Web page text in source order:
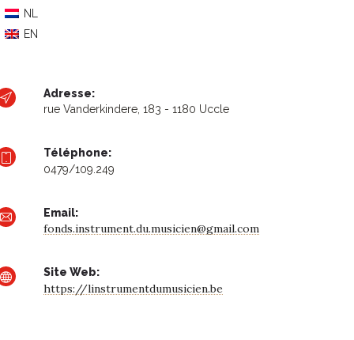
NL
EN
Adresse:
rue Vanderkindere, 183 - 1180 Uccle
Téléphone:
0479/109.249
Email:
fonds.instrument.du.musicien@gmail.com
Site Web:
https://linstrumentdumusicien.be